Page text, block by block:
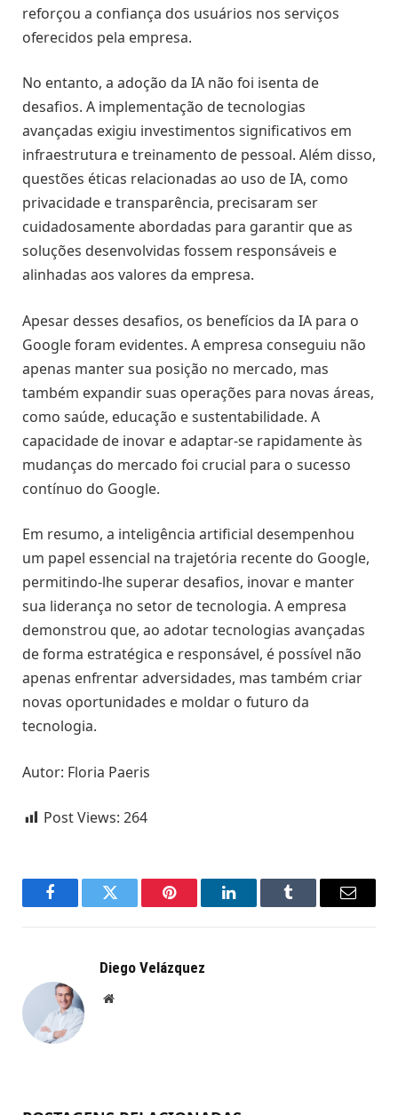
reforçou a confiança dos usuários nos serviços
oferecidos pela empresa.
No entanto, a adoção da IA não foi isenta de
desafios. A implementação de tecnologias
avançadas exigiu investimentos significativos em
infraestrutura e treinamento de pessoal. Além disso,
questões éticas relacionadas ao uso de IA, como
privacidade e transparência, precisaram ser
cuidadosamente abordadas para garantir que as
soluções desenvolvidas fossem responsáveis e
alinhadas aos valores da empresa.
Apesar desses desafios, os benefícios da IA para o
Google foram evidentes. A empresa conseguiu não
apenas manter sua posição no mercado, mas
também expandir suas operações para novas áreas,
como saúde, educação e sustentabilidade. A
capacidade de inovar e adaptar-se rapidamente às
mudanças do mercado foi crucial para o sucesso
contínuo do Google.
Em resumo, a inteligência artificial desempenhou
um papel essencial na trajetória recente do Google,
permitindo-lhe superar desafios, inovar e manter
sua liderança no setor de tecnologia. A empresa
demonstrou que, ao adotar tecnologias avançadas
de forma estratégica e responsável, é possível não
apenas enfrentar adversidades, mas também criar
novas oportunidades e moldar o futuro da
tecnologia.
Autor: Floria Paeris
Post Views: 264
FacebookTwitter Pinterest LinkedInTumblr Email
Diego Velázquez
Website